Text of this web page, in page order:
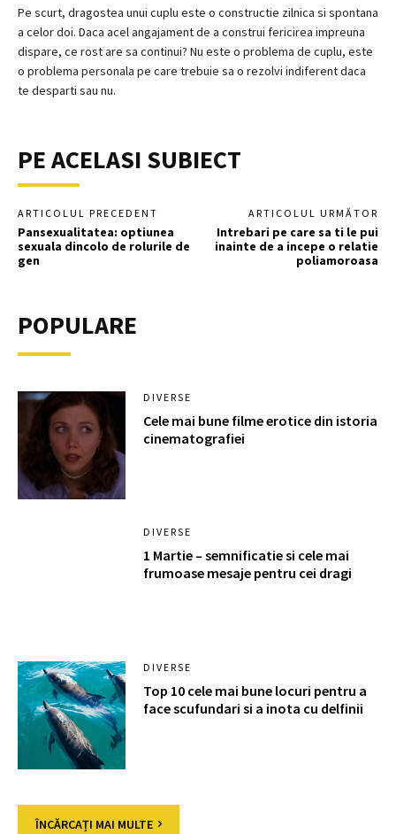
Pe scurt, dragostea unui cuplu este o constructie zilnica si spontana
a celor doi. Daca acel angajament de a construi fericirea impreuna
dispare, ce rost are sa continui? Nu este o problema de cuplu, este
o problema personala pe care trebuie sa o rezolvi indiferent daca
te desparti sau nu.
PE ACELASI SUBIECT
ARTICOLUL PRECEDENT
Pansexualitatea: optiunea
sexuala dincolo de rolurile de
gen
ARTICOLUL URMĂTOR
Intrebari pe care sa ti le pui
inainte de a incepe o relatie
poliamoroasa
POPULARE
DIVERSE
Cele mai bune filme erotice din istoria
cinematografiei
DIVERSE
1 Martie – semnificatie si cele mai
frumoase mesaje pentru cei dragi
DIVERSE
Top 10 cele mai bune locuri pentru a
face scufundari si a inota cu delfinii
ÎNCĂRCAȚI MAI MULTE